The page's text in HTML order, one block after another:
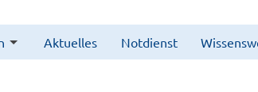
Aktuelles Notdienst